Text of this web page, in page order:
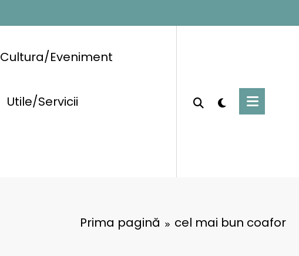
Cultura/Eveniment
Utile/Servicii
Prima pagină cel mai bun coafor